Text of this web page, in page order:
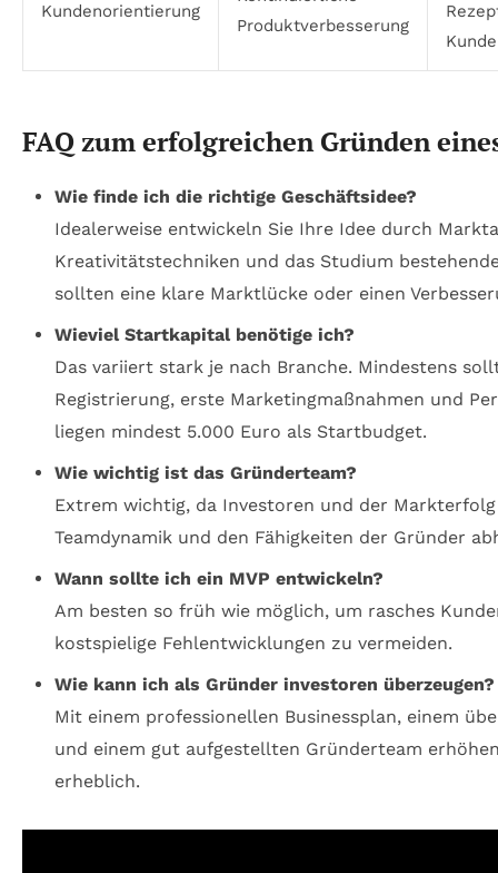
Kundenorientierung
Produktverbesserung
FAQ zum erfolgreichen Gründen
Wie finde ich die richtige Geschäftsidee?
Idealerweise entwickeln Sie Ihre Idee durch
Kreativitätstechniken und das Studium
sollten eine klare Marktlücke oder einen
Wieviel Startkapital benötige ich?
Das variiert stark je nach Branche. Mindestens
Registrierung, erste Marketingmaßnahmen und
liegen mindest 5.000 Euro als Startbudget.
Wie wichtig ist das Gründerteam?
Extrem wichtig, da Investoren und der
Teamdynamik und den Fähigkeiten der Gründer
Wann sollte ich ein MVP entwickeln?
Am besten so früh wie möglich, um rasches
kostspielige Fehlentwicklungen zu vermeiden.
Wie kann ich als Gründer investoren überzeugen?
Mit einem professionellen Businessplan, einem
und einem gut aufgestellten Gründerteam
erheblich.